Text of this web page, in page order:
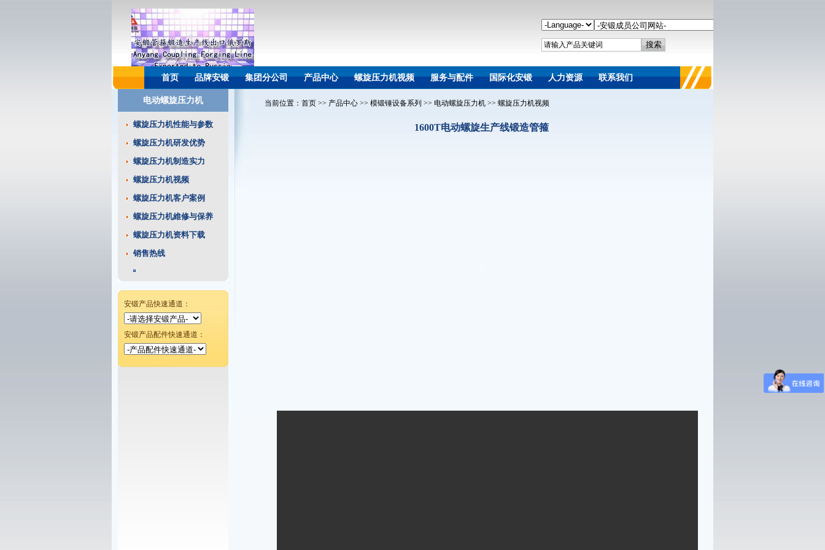
首页 品牌安锻 集团分公司 产品中心 螺旋压力机视频 服务与配件 国际化安锻 人力资源 联系我们
电动螺旋压力机
螺旋压力机性能与参数
螺旋压力机研发优势
螺旋压力机制造实力
螺旋压力机视频
螺旋压力机客户案例
螺旋压力机維修与保养
螺旋压力机资料下载
销售热线
安锻产品快速通道：
安锻产品配件快速通道：
当前位置： 首页 >> 产品中心 >> 模锻锤设备系列 >> 电动螺旋压力机 >> 螺旋压力机视频
1600T电动螺旋生产线锻造管箍